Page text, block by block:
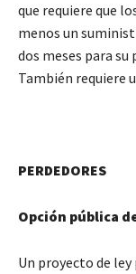
que requiere que
menos un
dos meses para
También requiere
PERDEDORES
Opción pública
Un proyecto de